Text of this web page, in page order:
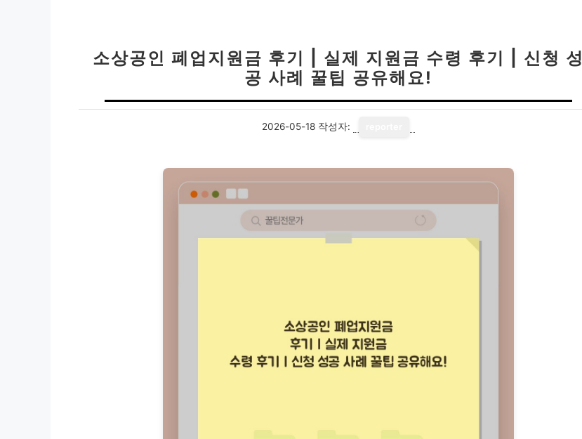
소상공인 폐업지원금 후기 | 실제 지원금 수령 후기 | 신청 성
공 사례 꿀팁 공유해요!
2026-05-18 작성자: